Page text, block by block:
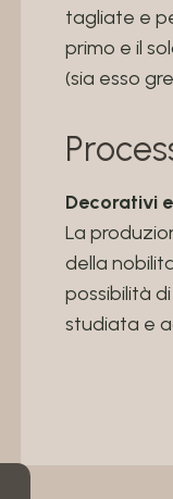
tagliate e
primo e il
(sia esso
Decorativi
La
della
possibilità
studiata e